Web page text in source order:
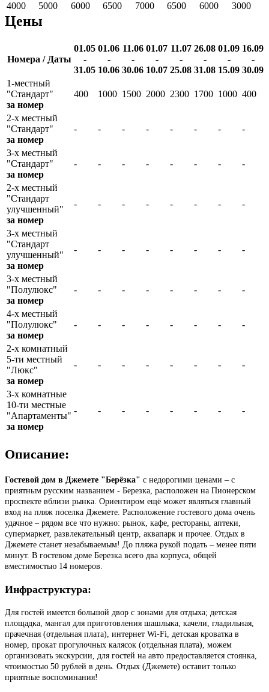
4000
5000 6000 6500 7000 6500 6000 3000
Цены
Номера / Даты
01.05
-
31.05
01.06
-
10.06
11.06
-
30.06
01.07
-
10.07
11.07
-
25.08
26.08
-
31.08
01.09
-
15.09
16.09
-
30.09
1-местный
"Стандарт"
за номер
400 1000 1500 2000 2300 1700 1000 400
2-х местный
"Стандарт"
за номер
- - - - - - - -
3-х местный
"Стандарт"
за номер
- - - - - - - -
2-х местный
"Стандарт
улучшенный"
за номер
- - - - - - - -
3-х местный
"Стандарт
улучшенный"
за номер
- - - - - - - -
3-х местный
"Полулюкс"
за номер
- - - - - - - -
4-х местный
"Полулюкс"
за номер
- - - - - - - -
2-х комнатный
5-ти местный
"Люкс"
за номер
- - - - - - - -
3-х комнатные
10-ти местные
"Апартаменты"
за номер
- - - - - - - -
Описание:
Гостевой дом в Джемете "Берёзка" с недорогими ценами – с
приятным русским названием - Березка, расположен на Пионерском
проспекте вблизи рынка. Ориентиром ещё может являться главный
вход на пляж поселка Джемете. Расположение гостевого дома очень
удачное – рядом все что нужно: рынок, кафе, рестораны, аптеки,
супермаркет, развлекательный центр, аквапарк и прочее. Отдых в
Джемете станет незабываемым! До пляжа рукой подать – менее пяти
минут. В гостевом доме Березка всего два корпуса, общей
вместимостью 14 номеров.
Инфраструктура:
Для гостей имеется большой двор с зонами для отдыха; детская
площадка, мангал для приготовления шашлыка, качели, гладильная,
прачечная (отдельная плата), интернет Wi-Fi, детская кроватка в
номер, прокат прогулочных калясок (отдельная плата), можем
организовать экскурсии, для гостей на авто предоставляется стоянка,
чтоимостью 50 рублей в день. Отдых (Джемете) оставит только
приятные воспоминания!